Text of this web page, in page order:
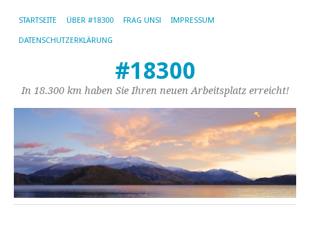
STARTSEITE ÜBER #18300 FRAG UNS! IMPRESSUM
DATENSCHUTZERKLÄRUNG
#18300
In 18.300 km haben Sie Ihren neuen Arbeitsplatz erreicht!